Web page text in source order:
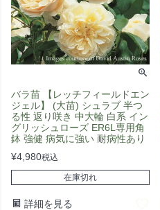
バラ苗 【レッチフィールドエン
ジェル】 (大苗) シュラブ 半つ
る性 返り咲き 中大輪 白系 イン
グリッシュローズ ER6L専用角
鉢 強健 病気に強い 耐病性あり
¥4,980税込
在庫切れ
詳細を見る